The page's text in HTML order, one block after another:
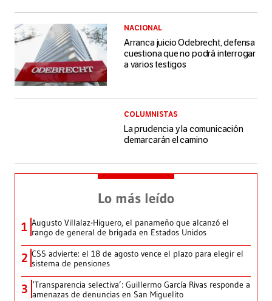
NACIONAL
Arranca juicio Odebrecht, defensa
cuestiona que no podrá interrogar
a varios testigos
COLUMNISTAS
La prudencia y la comunicación
demarcarán el camino
Lo más leído
1 Augusto Villalaz-Higuero, el panameño que alcanzó el
rango de general de brigada en Estados Unidos
2 CSS advierte: el 18 de agosto vence el plazo para elegir el
sistema de pensiones
3 ‘Transparencia selectiva’: Guillermo García Rivas responde a
amenazas de denuncias en San Miguelito